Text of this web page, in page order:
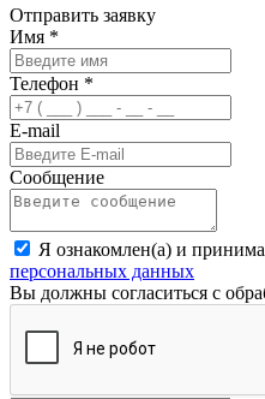
Отправить заявку
Имя *
Телефон *
E-mail
Сообщение
Я ознакомлен(а) и
персональных данных
Вы должны согласиться с